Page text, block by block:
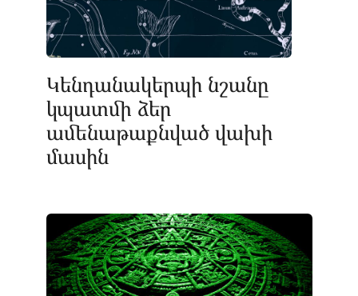
Կենդանակերպի նշանը
կպատմի ձեր
ամենաթաքնված վախի
մասին